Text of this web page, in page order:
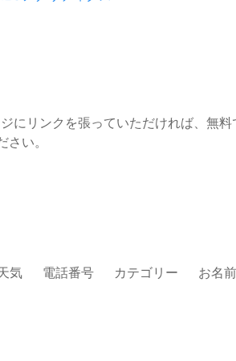
にリンクを張っていただければ、無料
い。
気 電話番号 カテゴリー お名